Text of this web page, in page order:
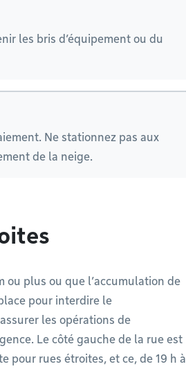
les bris d’équipement ou du
Ne stationnez pas aux
de la neige.
ou plus ou que l’accumulation de
pour interdire le
les opérations de
Le côté gauche de la rue est
pour rues étroites, et ce, de 19 h à